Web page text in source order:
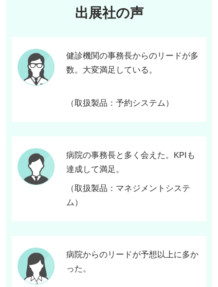
出展社の声
健診機関の事務長からのリードが多
数。大変満足している。
（取扱製品：予約システム）
病院の事務長と多く会えた。KPIも
達成して満足。
（取扱製品：マネジメントシステ
ム）
病院からのリードが予想以上に多か
った。